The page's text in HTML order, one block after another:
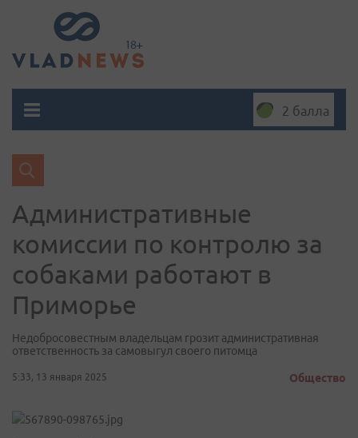
2 балла
Административные
комиссии по контролю за
собаками работают в
Приморье
Недобросовестным владельцам грозит административная
ответственность за самовыгул своего питомца
5:33, 13 января 2025 Общество